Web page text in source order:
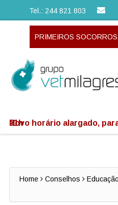
Tel.: 244 821 803
PRIMEIROS SOCORROS
Novo horário alargado, para sua segurança: 9h às 21h
Home Conselhos